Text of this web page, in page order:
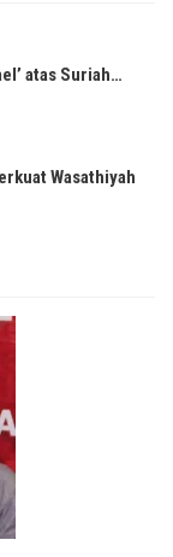
atas Suriah…
Wasathiyah